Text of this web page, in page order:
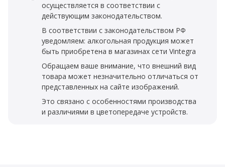
осуществляется в соответствии с
действующим законодательством.
В соответствии с законодательством РФ
уведомляем: алкогольная продукция может
быть приобретена в магазинах сети Vintegra
Обращаем ваше внимание, что внешний вид
товара может незначительно отличаться от
представленных на сайте изображений.
Это связано с особенностями производства
и различиями в цветопередаче устройств.